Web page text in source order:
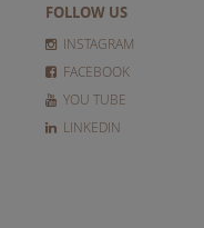
FOLLOW US
INSTAGRAM
FACEBOOK
YOU TUBE
LINKEDIN